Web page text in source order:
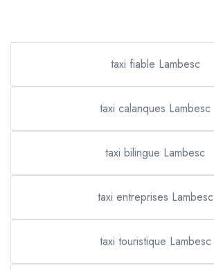
taxi fiable Lambesc
taxi calanques Lambesc
taxi bilingue Lambesc
taxi entreprises Lambesc
taxi touristique Lambesc